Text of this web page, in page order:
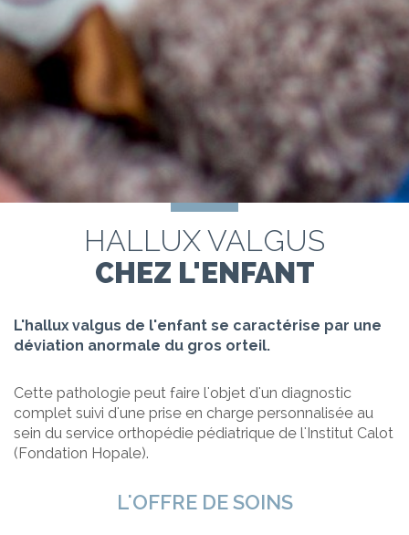
HALLUX VALGUS
CHEZ L'ENFANT
L'hallux valgus de l'enfant se caractérise par une
déviation anormale du gros orteil.
Cette pathologie peut faire l'objet d'un diagnostic
complet suivi d'une prise en charge personnalisée au
sein du service orthopédie pédiatrique de l'Institut Calot
(Fondation Hopale).
L'OFFRE DE SOINS